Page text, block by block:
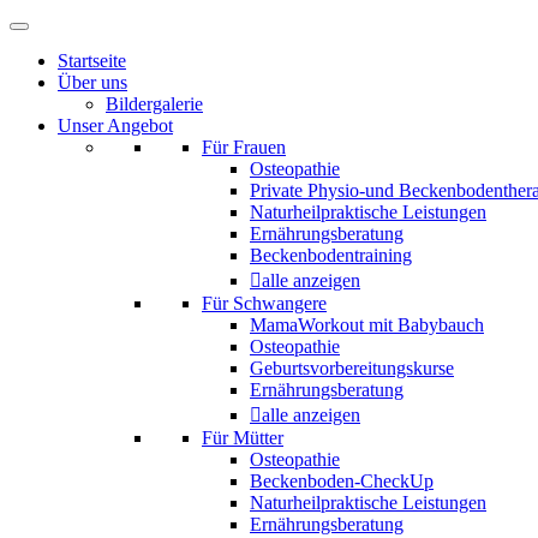
Startseite
Über uns
Bildergalerie
Unser Angebot
Für Frauen
Osteopathie
Private Physio-und
Naturheilpraktische Leistungen
Ernährungsberatung
Beckenbodentraining
alle anzeigen
Für Schwangere
MamaWorkout mit Babybauch
Osteopathie
Geburtsvorbereitungskurse
Ernährungsberatung
alle anzeigen
Für Mütter
Osteopathie
Beckenboden-CheckUp
Naturheilpraktische Leistungen
Ernährungsberatung